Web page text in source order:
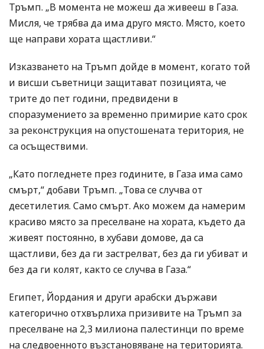
Тръмп. „В момента не можеш да живееш в Газа.
Мисля, че трябва да има друго място. Място, което
ще направи хората щастливи.“
Изказването на Тръмп дойде в момент, когато той
и висши съветници защитават позицията, че
трите до пет години, предвидени в
споразумението за временно примирие като срок
за реконструкция на опустошената територия, не
са осъществими.
„Като погледнете през годините, в Газа има само
смърт,“ добави Тръмп. „Това се случва от
десетилетия. Само смърт. Ако можем да намерим
красиво място за преселване на хората, където да
живеят постоянно, в хубави домове, да са
щастливи, без да ги застрелват, без да ги убиват и
без да ги колят, както се случва в Газа.“
Египет, Йордания и други арабски държави
категорично отхвърлиха призивите на Тръмп за
преселване на 2,3 милиона палестинци по време
на следвоенното възстановяване на територията.